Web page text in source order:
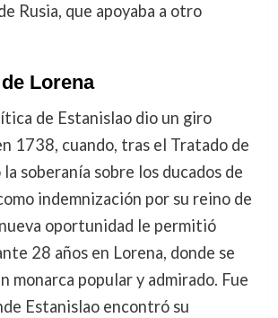
Rusia, que apoyaba a otro
Lorena
de Estanislao dio un giro
1738, cuando, tras el Tratado de
soberanía sobre los ducados de
indemnización por su reino de
oportunidad le permitió
28 años en Lorena, donde se
monarca popular y admirado. Fue
Estanislao encontró su